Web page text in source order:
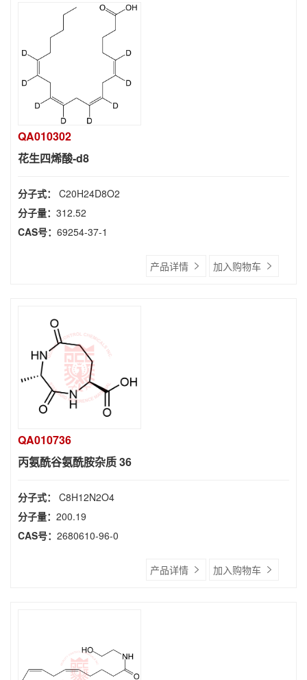
QA010302
花生四烯酸-d8
分子式： C20H24D8O2
分子量： 312.52
CAS号： 69254-37-1
产品详情 加入购物车
QA010736
丙氨酰谷氨酰胺杂质 36
分子式： C8H12N2O4
分子量： 200.19
CAS号： 2680610-96-0
产品详情 加入购物车